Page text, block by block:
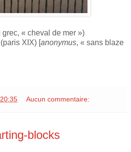
grec, « cheval de mer »)
(paris XIX) [anonymus, « sans blaze
20:35 Aucun commentaire:
blocks